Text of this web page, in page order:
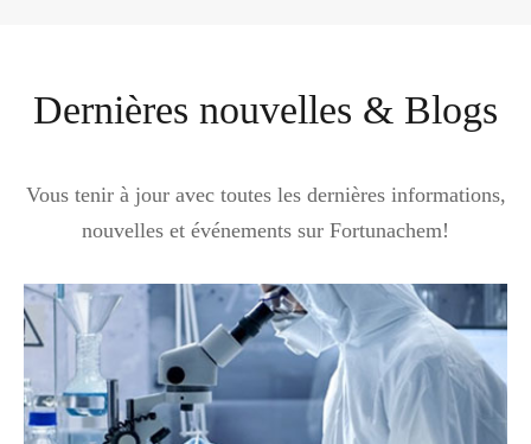
Dernières nouvelles & Blogs
Vous tenir à jour avec toutes les dernières informations,
nouvelles et événements sur Fortunachem!